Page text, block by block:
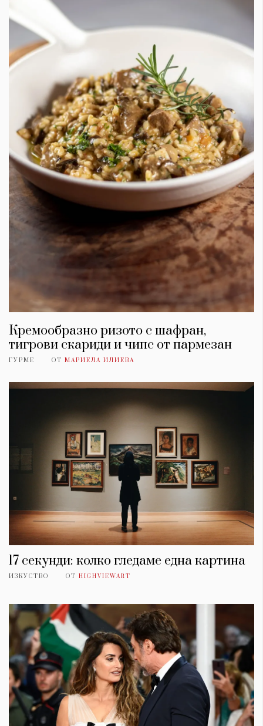
Кремообразно ризото с шафран,
тигрови скариди и чипс от пармезан
ГУРМЕ ОТ МАРИЕЛА ИЛИЕВА
17 секунди: колко гледаме една картина
ИЗКУСТВО ОТ HIGHVIEWART